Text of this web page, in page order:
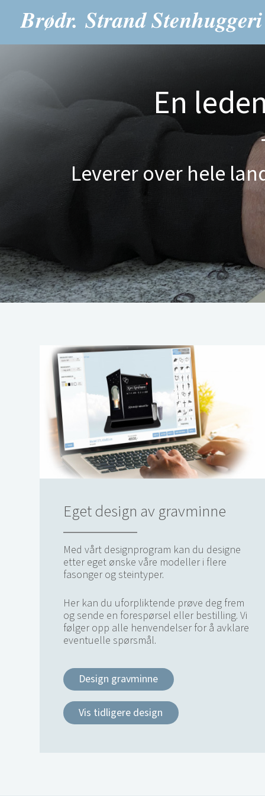
En
Leverer over hele
Eget design av gravminne
Med vårt designprogram kan du designe
etter eget ønske våre modeller i flere
fasonger og steintyper.
Her kan du uforpliktende prøve deg frem
og sende en forespørsel eller bestilling. Vi
følger opp alle henvendelser for å avklare
eventuelle spørsmål.
Design gravminne
Vis tidligere design